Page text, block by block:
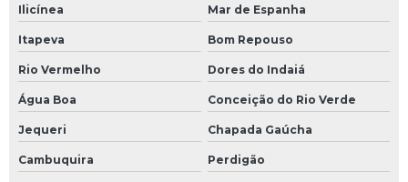
Ilicínea Mar de Espanha
Itapeva Bom Repouso
Rio Vermelho Dores do Indaiá
Água Boa Conceição do Rio Verde
Jequeri Chapada Gaúcha
Cambuquira Perdigão